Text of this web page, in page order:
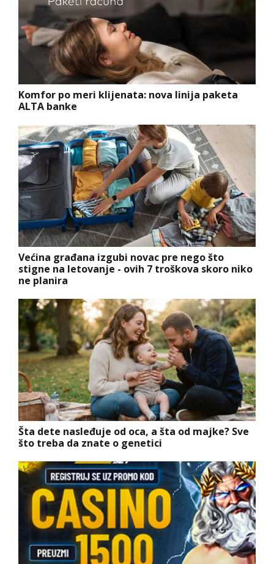
Komfor po meri klijenata: nova linija paketa
ALTA banke
Većina građana izgubi novac pre nego što
stigne na letovanje - ovih 7 troškova skoro niko
ne planira
Šta dete nasleđuje od oca, a šta od majke? Sve
što treba da znate o genetici